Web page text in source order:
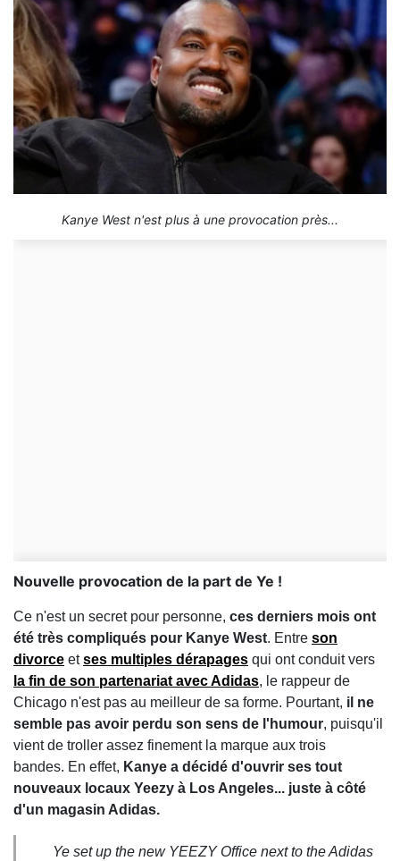
Kanye West n'est plus à une provocation près...
Nouvelle provocation de la part de Ye !
Ce n'est un secret pour personne, ces derniers mois ont
été très compliqués pour Kanye West. Entre son
divorce etses multiples dérapages qui ont conduit vers
la fin de son partenariat avec Adidas, le rappeur de
Chicago n'est pas au meilleur de sa forme. Pourtant, il ne
semble pas avoir perdu son sens de l'humour, puisqu'il
vient de troller assez finement la marque aux trois
bandes. En effet, Kanye a décidé d'ouvrir ses tout
nouveaux locaux Yeezy à Los Angeles... juste à côté
d'un magasin Adidas.
Ye set up the new YEEZY Office next to the Adidas